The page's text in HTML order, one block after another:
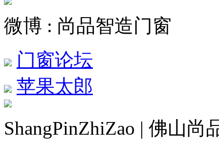
微博 : 尚品智造门窗
门窗论坛
苹果太郎
ShangPinZhiZao | 佛山